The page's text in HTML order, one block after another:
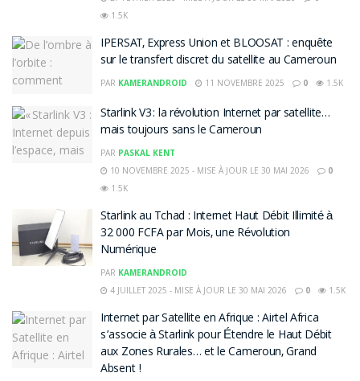
1.5K
IPERSAT, Express Union et BLOOSAT : enquête
sur le transfert discret du satellite au Cameroun
PAR KAMERANDROID 11 NOVEMBRE 2025 0 1.5K
Starlink V3 : la révolution Internet par satellite…
mais toujours sans le Cameroun
PAR PASKAL KENT
10 NOVEMBRE 2025 - MISE À JOUR LE 30 MAI 2026
0
1.5K
Starlink au Tchad : Internet Haut Débit Illimité à
32 000 FCFA par Mois, une Révolution
Numérique
PAR KAMERANDROID
4 JUILLET 2025 - MISE À JOUR LE 30 MAI 2026
0 1.5K
Internet par Satellite en Afrique : Airtel Africa
s’associe à Starlink pour Étendre le Haut Débit
aux Zones Rurales… et le Cameroun, Grand
Absent !